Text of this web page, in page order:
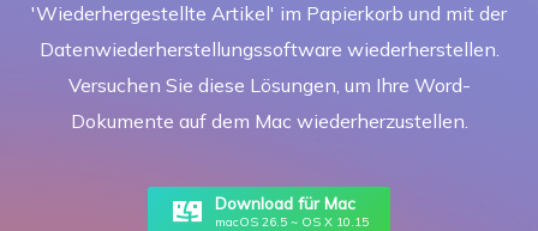
'Wiederhergestellte Artikel' im Papierkorb und mit der
Datenwiederherstellungssoftware wiederherstellen.
Versuchen Sie diese Lösungen, um Ihre Word-
Dokumente auf dem Mac wiederherzustellen.
Download für Mac
macOS 26.5 ~ OS X 10.15